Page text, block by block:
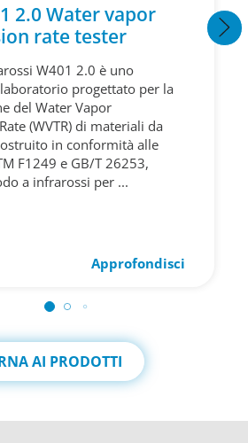
2.0 Water vapor
rate tester
W401 2.0 è uno
progettato per la
del Water Vapor
(WVTR) di materiali da
in conformità alle
F1249 e GB/T 26253,
a infrarossi per ...
Approfondisci
AI PRODOTTI